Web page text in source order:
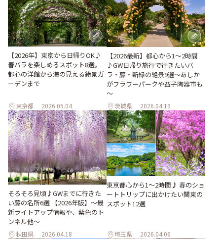
【2026年】東京から日帰りOK♪
春バラを楽しめるスポット8選。
都心の洋館から海の見える絶景ガ
ーデンまで
東京都 2026.05.04
【2026最新】都心から1～2時間
♪GW日帰り旅行で行きたいバ
ラ・藤・新緑の絶景9選～あしか
がフラワーパークや益子陶器市も
～
茨城県 2026.04.19
そろそろ見頃♪GWまでに行きた
い藤の名所6選 【2026年版】～最
新ライトアップ情報や、紫色のト
ンネル他～
秋田県 2026.04.18
東京都心から1〜2時間♪ 春のショ
ートトリップに出かけたい関東の
スポット12選
埼玉県 2026.04.06